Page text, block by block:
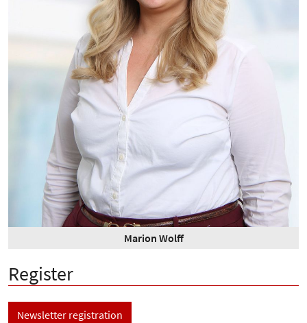
Marion Wolff
Register
Newsletter registration